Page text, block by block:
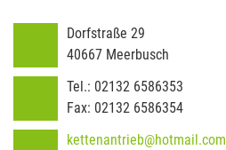
Dorfstraße 29
40667 Meerbusch
Tel.: 02132 6586353
Fax: 02132 6586354
kettenantrieb@hotmail.com